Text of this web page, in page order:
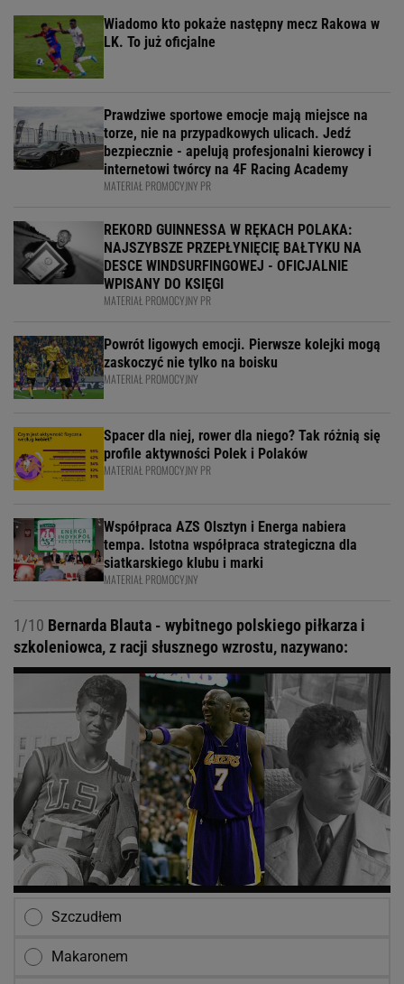
Wiadomo kto pokaże następny mecz Rakowa w
LK. To już oficjalne
Prawdziwe sportowe emocje mają miejsce na
torze, nie na przypadkowych ulicach. Jedź
bezpiecznie - apelują profesjonalni kierowcy i
internetowi twórcy na 4F Racing Academy
MATERIAŁ PROMOCYJNY PR
REKORD GUINNESSA W RĘKACH POLAKA:
NAJSZYBSZE PRZEPŁYNIĘCIĘ BAŁTYKU NA
DESCE WINDSURFINGOWEJ - OFICJALNIE
WPISANY DO KSIĘGI
MATERIAŁ PROMOCYJNY PR
Powrót ligowych emocji. Pierwsze kolejki mogą
zaskoczyć nie tylko na boisku
MATERIAŁ PROMOCYJNY
Spacer dla niej, rower dla niego? Tak różnią się
profile aktywności Polek i Polaków
MATERIAŁ PROMOCYJNY PR
Współpraca AZS Olsztyn i Energa nabiera
tempa. Istotna współpraca strategiczna dla
siatkarskiego klubu i marki
MATERIAŁ PROMOCYJNY
1/10 Bernarda Blauta - wybitnego polskiego piłkarza i
szkoleniowca, z racji słusznego wzrostu, nazywano:
Szczudłem
Makaronem